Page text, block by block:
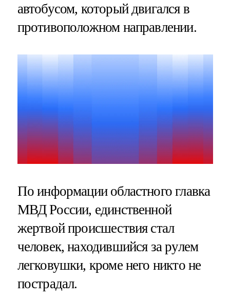
автобусом, который двигался в
противоположном направлении.
По информации областного главка
МВД России, единственной
жертвой происшествия стал
человек, находившийся за рулем
легковушки, кроме него никто не
пострадал.